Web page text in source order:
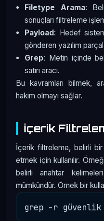
Filetype Arama:
sonuçları filtreleme
Payload: Hedef
gönderen yazılım
Grep: Metin içinde
satırı aracı.
Bu kavramları bilmek,
hakim olmayı sağlar.
İçerik
İçerik filtreleme, belirli
etmek için kullanılır.
belirli anahtar
mümkündür. Örnek bir